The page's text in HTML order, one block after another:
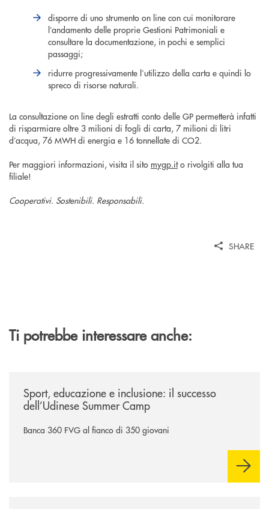
disporre di uno strumento on line con cui monitorare
l’andamento delle proprie Gestioni Patrimoniali e
consultare la documentazione, in pochi e semplici
passaggi;
ridurre progressivamente l’utilizzo della carta e quindi lo
spreco di risorse naturali.
La consultazione on line degli estratti conto delle GP permetterà infatti
di risparmiare oltre 3 milioni di fogli di carta, 7 milioni di litri
d’acqua, 76 MWH di energia e 16 tonnellate di CO2.
Per maggiori informazioni, visita il sito mygp.ito rivolgiti alla tua
filiale!
Cooperativi. Sostenibili. Responsabili.
SHARE
Ti potrebbe interessare anche:
Sport, educazione e inclusione: il successo
dell’Udinese Summer Camp
Banca 360 FVG al fianco di 350 giovani